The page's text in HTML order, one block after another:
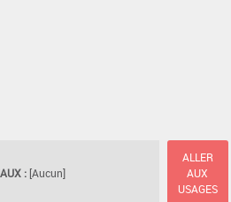
: [Aucun]
ALLER
AUX
USAGES